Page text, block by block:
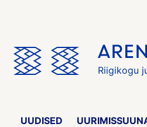
Riigikogu
UUDISED